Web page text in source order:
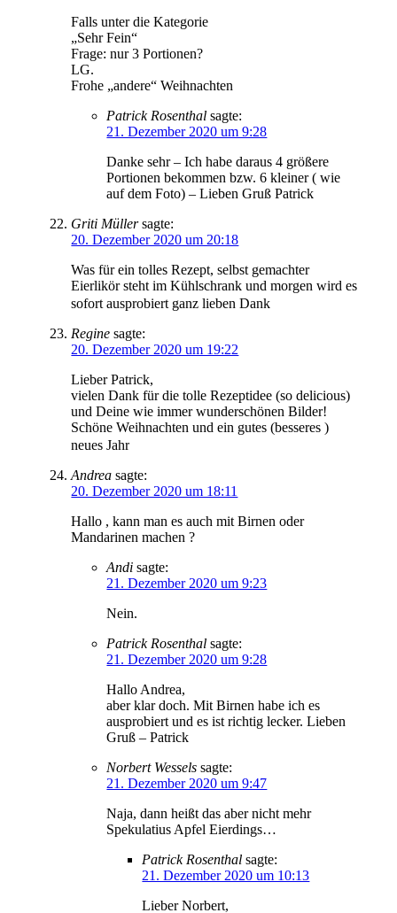
Falls unter die Kategorie
„Sehr Fein“
Frage: nur 3 Portionen?
LG.
Frohe „andere“ Weihnachten
Patrick Rosenthal sagte:
21. Dezember 2020 um 9:28
Danke sehr – Ich habe daraus 4 größere
Portionen bekommen bzw. 6 kleiner ( wie
auf dem Foto) – Lieben Gruß Patrick
Griti Müller sagte:
20. Dezember 2020 um 20:18
Was für ein tolles Rezept, selbst gemachter
Eierlikör steht im Kühlschrank und morgen wird es
sofort ausprobiert ganz lieben Dank
Regine sagte:
20. Dezember 2020 um 19:22
Lieber Patrick,
vielen Dank für die tolle Rezeptidee (so delicious)
und Deine wie immer wunderschönen Bilder!
Schöne Weihnachten und ein gutes (besseres )
neues Jahr
Andrea sagte:
20. Dezember 2020 um 18:11
Hallo , kann man es auch mit Birnen oder
Mandarinen machen ?
Andi sagte:
21. Dezember 2020 um 9:23
Nein.
Patrick Rosenthal sagte:
21. Dezember 2020 um 9:28
Hallo Andrea,
aber klar doch. Mit Birnen habe ich es
ausprobiert und es ist richtig lecker. Lieben
Gruß – Patrick
Norbert Wessels sagte:
21. Dezember 2020 um 9:47
Naja, dann heißt das aber nicht mehr
Spekulatius Apfel Eierdings…
Patrick Rosenthal sagte:
21. Dezember 2020 um 10:13
Lieber Norbert,